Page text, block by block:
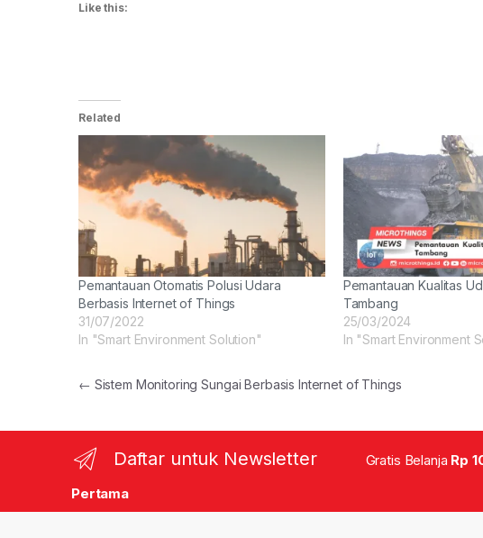
Like this:
Related
Pemantauan Otomatis Polusi Udara
Berbasis Internet of Things
31/07/2022
In "Smart Environment Solution"
Pemantauan Kualitas
Tambang
25/03/2024
In "Smart Environment
Post navigation
← Sistem Monitoring Sungai Berbasis Internet of Things
Daftar untuk Newsletter Gratis Belanja Rp
Pertama